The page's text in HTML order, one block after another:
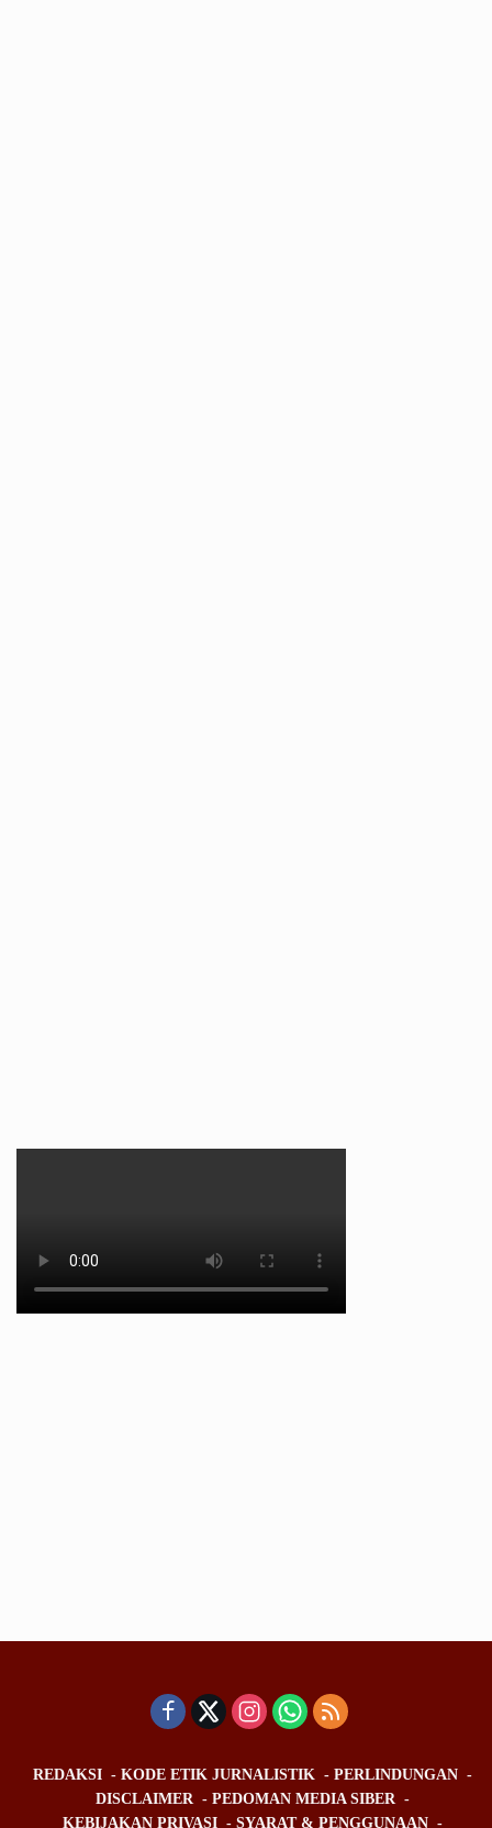
REDAKSI KODE ETIK JURNALISTIK
PERLINDUNGAN
DISCLAIMER
PEDOMAN MEDIA SIBER
KEBIJAKAN PRIVASI
SYARAT & PENGGUNAAN